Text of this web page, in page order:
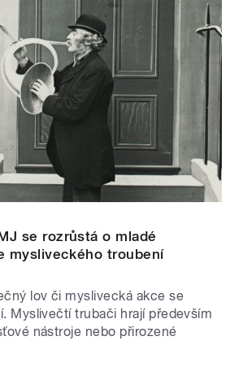
se rozrůstá o mladé
mysliveckého troubení
lov či myslivecká akce se
Myslivečtí trubači hrají především
nástroje nebo přirozené